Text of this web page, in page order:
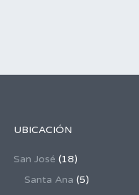
UBICACIÓN
San José (18)
Santa Ana (5)